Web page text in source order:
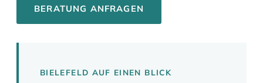
BERATUNG ANFRAGEN
BIELEFELD AUF EINEN BLICK